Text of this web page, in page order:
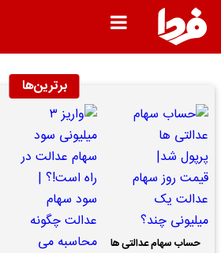
برترین‌ها
حساب سهام عدالتی ها